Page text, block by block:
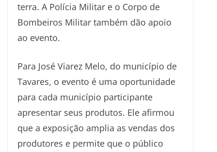
terra. A Polícia Militar e o Corpo de
Bombeiros Militar também dão apoio
ao evento.
Para José Viarez Melo, do município de
Tavares, o evento é uma oportunidade
para cada município participante
apresentar seus produtos. Ele afirmou
que a exposição amplia as vendas dos
produtores e permite que o público